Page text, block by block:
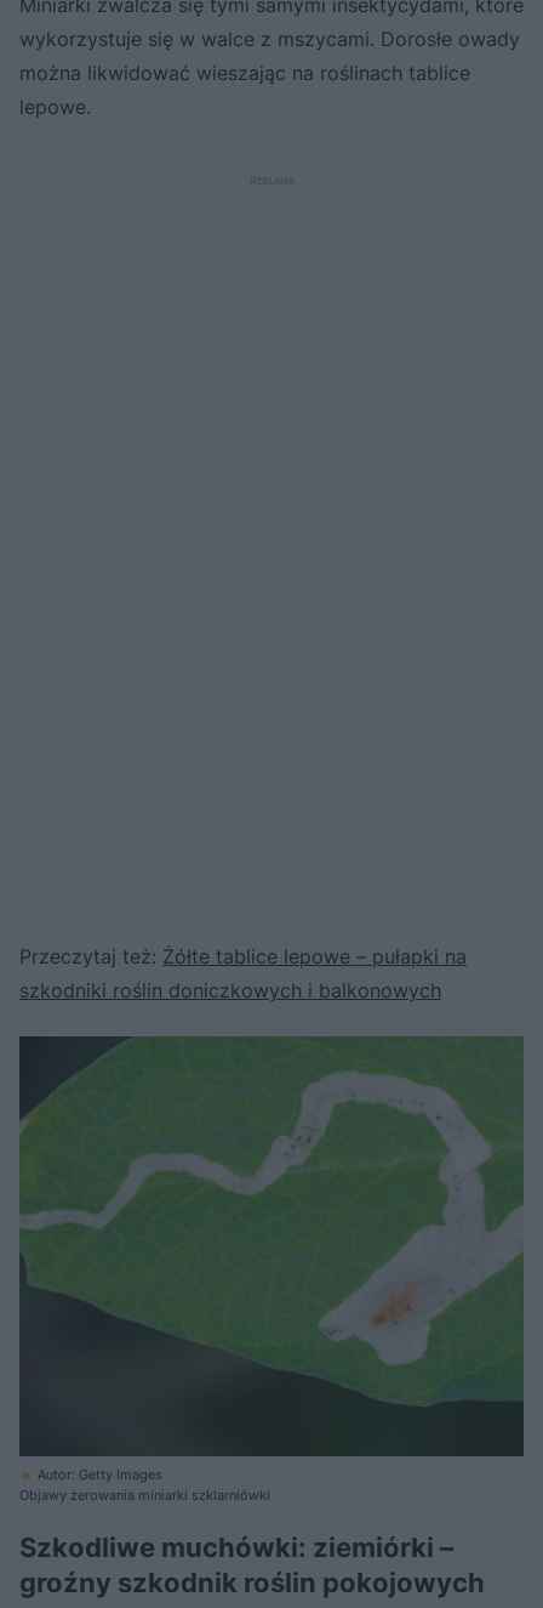
wykorzystuje się w walce z mszycami. Dorosłe owady
można likwidować wieszając na roślinach tablice
lepowe.
Przeczytaj też: Żółte tablice lepowe – pułapki na
szkodniki roślin doniczkowych i balkonowych
Autor: Getty Images
Objawy żerowania miniarki szklarniówki
Szkodliwe muchówki: ziemiórki –
groźny szkodnik roślin pokojowych